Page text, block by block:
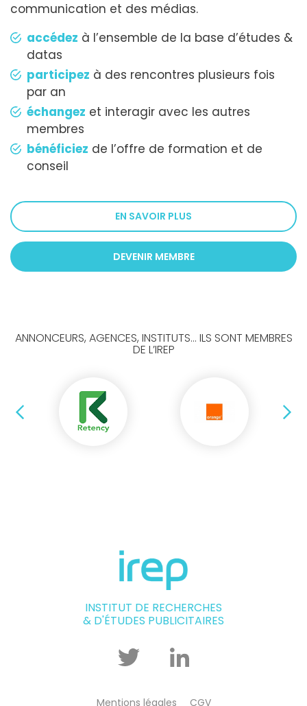
communication et des médias.
accédez à l’ensemble de la base d’études &
datas
participez à des rencontres plusieurs fois
par an
échangez et interagir avec les autres
membres
bénéficiez de l’offre de formation et de
conseil
EN SAVOIR PLUS
DEVENIR MEMBRE
ANNONCEURS, AGENCES, INSTITUTS... ILS SONT MEMBRES
DE L’IREP
INSTITUT DE RECHERCHES
& D'ÉTUDES PUBLICITAIRES
Twitter Linkedin
Mentions légales CGV